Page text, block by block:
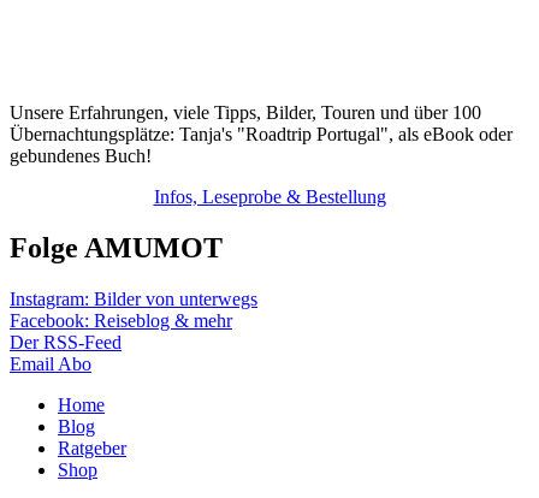
Unsere Erfahrungen, viele Tipps, Bilder, Touren und über 100
Übernachtungsplätze: Tanja's "Roadtrip Portugal", als eBook oder
gebundenes Buch!
Infos, Leseprobe & Bestellung
Folge AMUMOT
Instagram: Bilder von unterwegs
Facebook: Reiseblog & mehr
Der RSS-Feed
Email Abo
Home
Blog
Ratgeber
Shop